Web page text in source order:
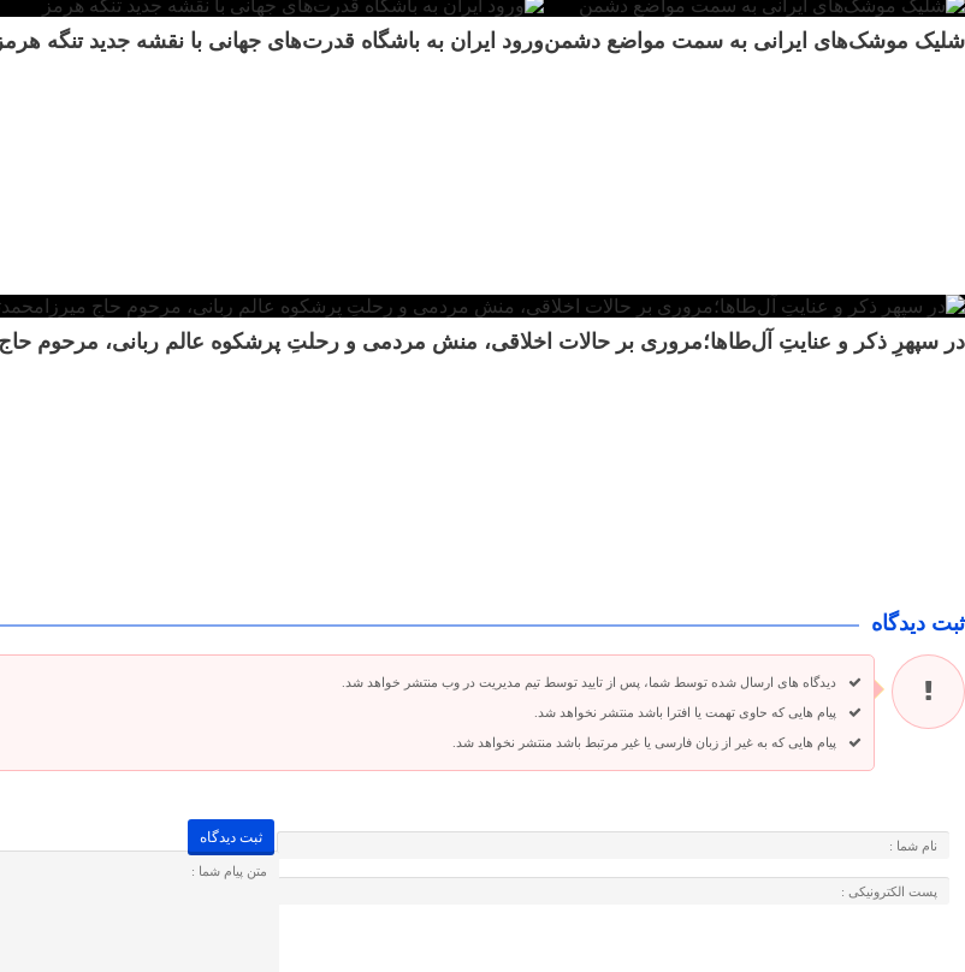
شلیک موشک‌های ایرانی به سمت مواضع دشمنورود ایران به باشگاه قدرت‌های جهانی با نقشه جدید تنگه هرمز
در سپهرِ ذکر و عنایتِ آل‌طاها؛مروری بر حالات اخلاقی، منش مردمی و رحلتِ پرشکوه عالم ربانی، مرحوم
ثبت دیدگاه
دیدگاه های ارسال شده توسط شما، پس از تایید توسط تیم مدیریت در وب منتشر خواهد شد.
پیام هایی که حاوی تهمت یا افترا باشد منتشر نخواهد شد.
پیام هایی که به غیر از زبان فارسی یا غیر مرتبط باشد منتشر نخواهد شد.